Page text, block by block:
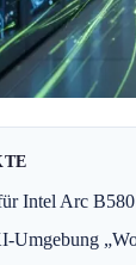
Intel Arc B580
Umgebung